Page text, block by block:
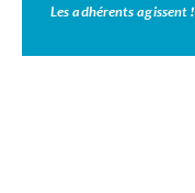
Les adhérents agissent !